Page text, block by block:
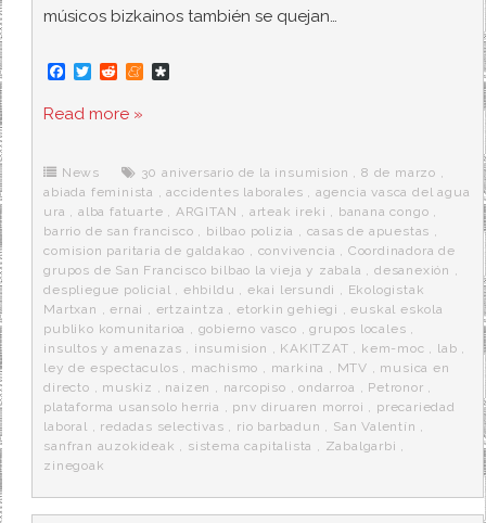
músicos bizkainos también se quejan…
F
e
o
k
T
t
r
R
d
M
e
r
a
Read more »
News 30 aniversario de la insumision , 8 de marzo ,
abiada feminista ,accidentes laborales , agencia vasca del agua
ura ,alba fatuarte , ARGITAN , arteak ireki , banana congo ,
barrio de san francisco , bilbao polizia , casas de apuestas ,
comision paritaria de galdakao , convivencia , Coordinadora de
grupos de San Francisco bilbao la vieja y zabala ,desanexión ,
despliegue policial , ehbildu , ekai lersundi , Ekologistak
Martxan ,ernai , ertzaintza ,etorkin gehiegi ,euskal eskola
publiko komunitarioa , gobierno vasco ,grupos locales ,
insultos y amenazas , insumision , KAKITZAT , kem-moc , lab ,
ley de espectaculos , machismo , markina , MTV , musica en
directo , muskiz , naizen , narcopiso ,ondarroa , Petronor ,
plataforma usansolo herria , pnv diruaren morroi , precariedad
laboral , redadas selectivas , rio barbadun , San Valentín ,
sanfran auzokideak , sistema capitalista , Zabalgarbi ,
zinegoak